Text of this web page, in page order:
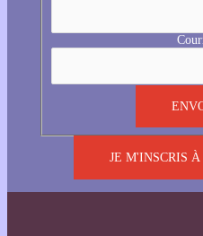
JE M'INSCRIS